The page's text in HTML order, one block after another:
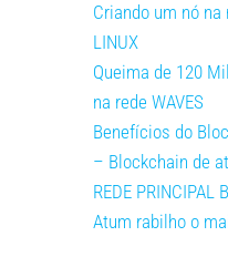
Criando um nó na
LINUX
Queima de 120
na rede WAVES
Benefícios do
– Blockchain de
REDE PRINCIPAL
Atum rabilho o